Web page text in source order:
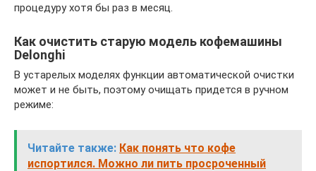
процедуру хотя бы раз в месяц.
Как очистить старую модель кофемашины
Delonghi
В устарелых моделях функции автоматической очистки
может и не быть, поэтому очищать придется в ручном
режиме:
Читайте также: Как понять что кофе
испортился. Можно ли пить просроченный